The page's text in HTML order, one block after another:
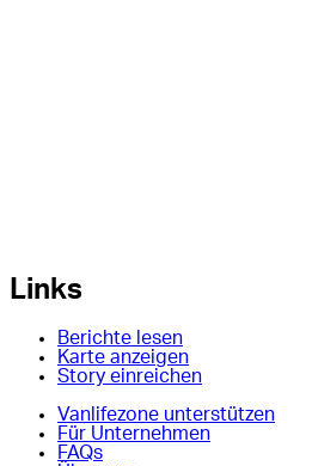
Links
Berichte lesen
Karte anzeigen
Story einreichen
Vanlifezone unterstützen
Für Unternehmen
FAQs